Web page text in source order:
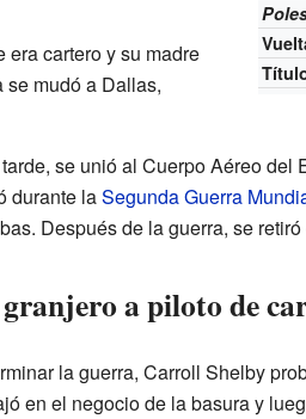
cartero y su madre
mudó a Dallas,
se unió al Cuerpo Aéreo
durante laSegunda Guerra
Después de la guerra, se
a piloto de
la guerra, Carroll Shelby
en el negocio de la basura y